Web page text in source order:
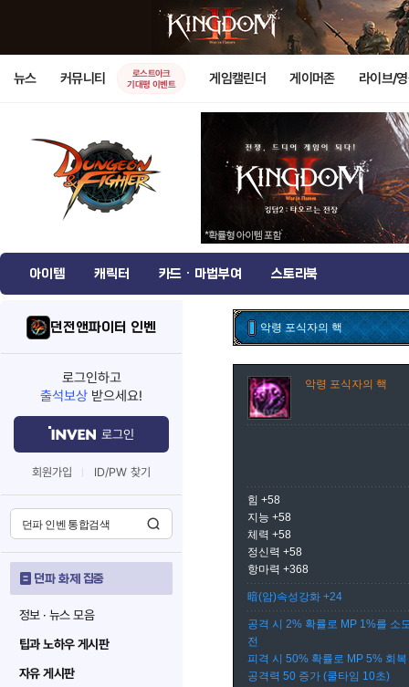
뉴스 커뮤니티
로스트아크
기대평 이벤트
게임캘린더 게이머존 라이브/
아이템 캐릭터 카드 · 마법부여 스토리북
던전앤파이터 인벤
로그인하고
출석보상 받으세요!
로그인
회원가입 ID/PW 찾기
던파 화제 집중
정보 · 뉴스 모음
팁과 노하우 게시판
자유 게시판
악령 포식자의 핵
악령 포식자의 핵
힘 +58
지능 +58
체력 +58
정신력 +58
항마력 +368
暗(암)속성강화 +24
공격 시 2% 확률로 MP 1%를 소
전
피격 시 50% 확률로 MP 5% 회
공격력 50 증가 (쿨타임 10초)